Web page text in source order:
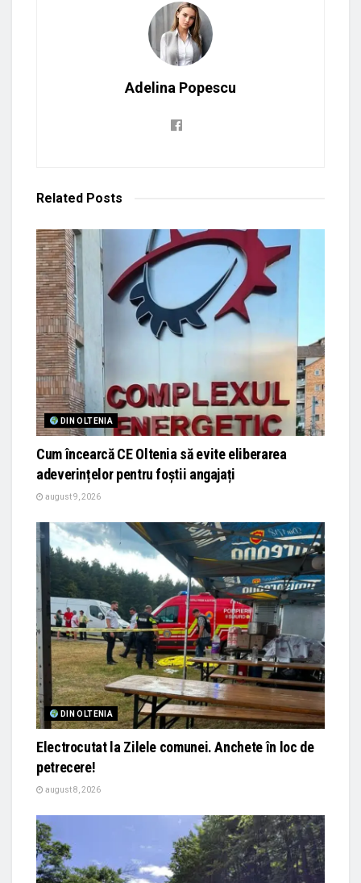
Adelina Popescu
Related Posts
DIN OLTENIA
Cum încearcă CE Oltenia să evite eliberarea
adeverințelor pentru foștii angajați
august 9, 2026
DIN OLTENIA
Electrocutat la Zilele comunei. Anchete în loc de
petrecere!
august 8, 2026